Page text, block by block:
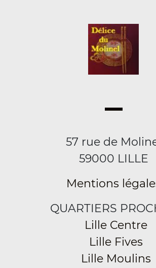
57 rue de
59000 LILLE
Mentions
QUARTIERS
Lille Centre
Lille Fives
Lille Moulins